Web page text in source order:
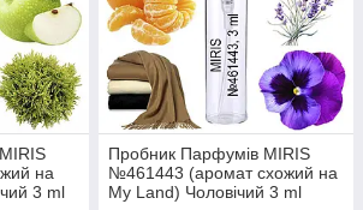
на
3 ml
Пробник Парфумів MIRIS
№461443 (аромат схожий на
My Land) Чоловічий 3 ml